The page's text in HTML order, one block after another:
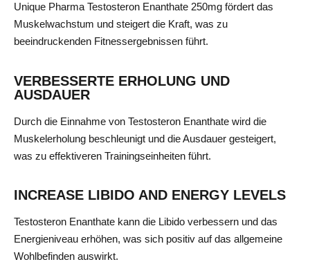
Unique Pharma Testosteron Enanthate 250mg fördert das
Muskelwachstum und steigert die Kraft, was zu
beeindruckenden Fitnessergebnissen führt.
VERBESSERTE ERHOLUNG UND
AUSDAUER
Durch die Einnahme von Testosteron Enanthate wird die
Muskelerholung beschleunigt und die Ausdauer gesteigert,
was zu effektiveren Trainingseinheiten führt.
INCREASE LIBIDO AND ENERGY LEVELS
Testosteron Enanthate kann die Libido verbessern und das
Energieniveau erhöhen, was sich positiv auf das allgemeine
Wohlbefinden auswirkt.